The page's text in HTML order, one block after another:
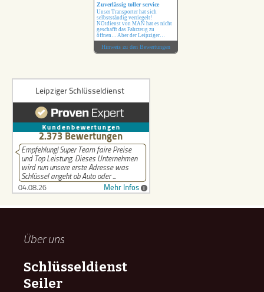
Zuverlässig toller service
Unser Transporter hat sich
selbstständig verriegelt!
NOtdienst von MAN hat es nicht
geschafft das Fahrzeug zu
öffnen… Aber der Leipziger
Schlüsseldienst hat das ohne
Probleme erledigt !
Hinweis zu den Bewertungen
Über uns
Schlüsseldienst
Seiler